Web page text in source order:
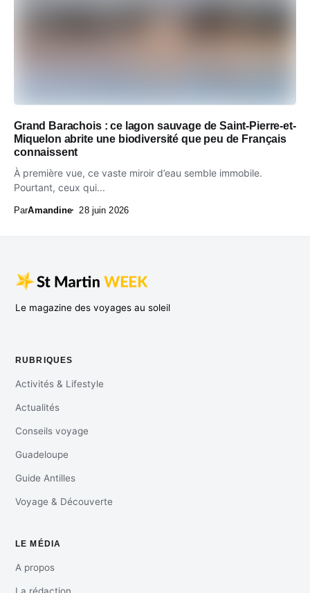
Grand Barachois : ce lagon sauvage de Saint-Pierre-et-
Miquelon abrite une biodiversité que peu de Français
connaissent
À première vue, ce vaste miroir d’eau semble immobile.
Pourtant, ceux qui...
ParAmandine 28 juin 2026
Le magazine des voyages au soleil
RUBRIQUES
Activités & Lifestyle
Actualités
Conseils voyage
Guadeloupe
Guide Antilles
Voyage & Découverte
LE MÉDIA
A propos
La rédaction